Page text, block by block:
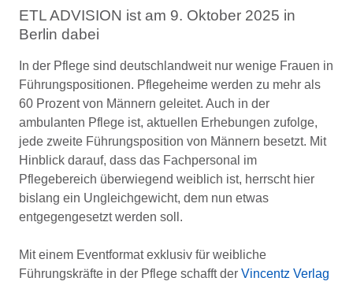
ETL ADVISION ist am 9. Oktober 2025 in
Berlin dabei
In der Pflege sind deutschlandweit nur wenige Frauen in
Führungspositionen. Pflegeheime werden zu mehr als
60 Prozent von Männern geleitet. Auch in der
ambulanten Pflege ist, aktuellen Erhebungen zufolge,
jede zweite Führungsposition von Männern besetzt. Mit
Hinblick darauf, dass das Fachpersonal im
Pflegebereich überwiegend weiblich ist, herrscht hier
bislang ein Ungleichgewicht, dem nun etwas
entgegengesetzt werden soll.
Mit einem Eventformat exklusiv für weibliche
Führungskräfte in der Pflege schafft der Vincentz Verlag